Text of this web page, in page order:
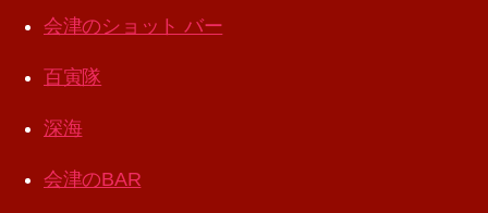
会津のショット バー
百寅隊
深海
会津のBAR